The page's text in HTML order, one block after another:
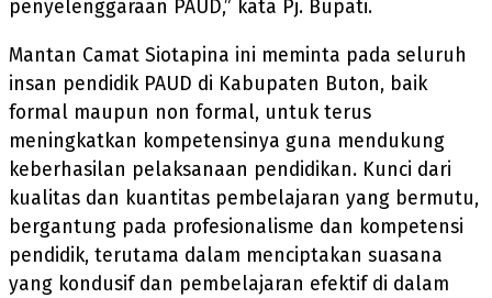
penyelenggaraan PAUD,” kata Pj. Bupati.
Mantan Camat Siotapina ini meminta pada seluruh
insan pendidik PAUD di Kabupaten Buton, baik
formal maupun non formal, untuk terus
meningkatkan kompetensinya guna mendukung
keberhasilan pelaksanaan pendidikan. Kunci dari
kualitas dan kuantitas pembelajaran yang bermutu,
bergantung pada profesionalisme dan kompetensi
pendidik, terutama dalam menciptakan suasana
yang kondusif dan pembelajaran efektif di dalam